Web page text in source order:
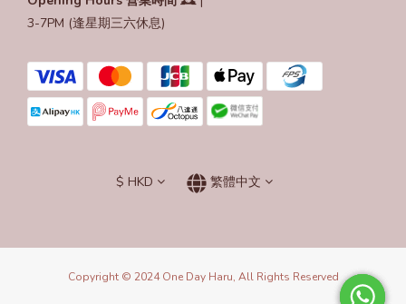
3-7PM (逢星期三六休息)
$ HKD 繁體中文
Copyright © 2024 One Day Haru, All Rights Reserved